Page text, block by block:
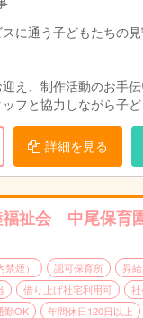
に通う子どもたちの
え、制作活動のお手
フと協力しながら子
未経験の方でも安心し
詳細を見る
福祉会 中尾保育
煙） 認可保育所 昇
借り上げ社宅利用可
勤OK 年間休日120日以上